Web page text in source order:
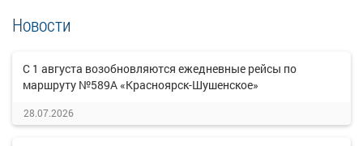
Новости
С 1 августа возобновляются ежедневные рейсы по
маршруту №589А «Красноярск-Шушенское»
28.07.2026